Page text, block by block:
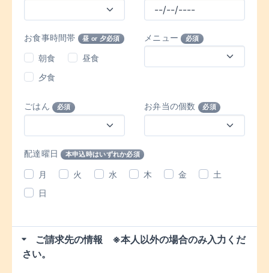
お食事時間帯 昼 or 夕必須
朝食
昼食
夕食
メニュー 必須
ごはん 必須 お弁当の個数 必須
配達曜日 本申込時はいずれか必須
月 火 水 木 金
土
日
ご請求先の情報 ※本人以外の場合のみ入力くだ
さい。